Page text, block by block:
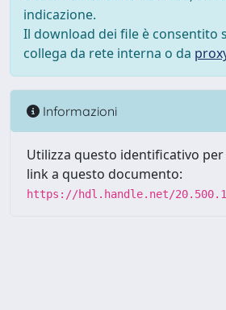
indicazione.
Il download dei file è consentito
collega da rete interna o da
Informazioni
Utilizza questo identificativo
link a questo documento:
https://hdl.handle.net/